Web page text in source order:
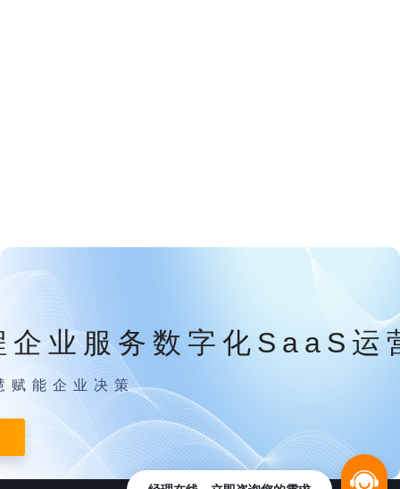
企业服务数字化SaaS运
赋能企业决策